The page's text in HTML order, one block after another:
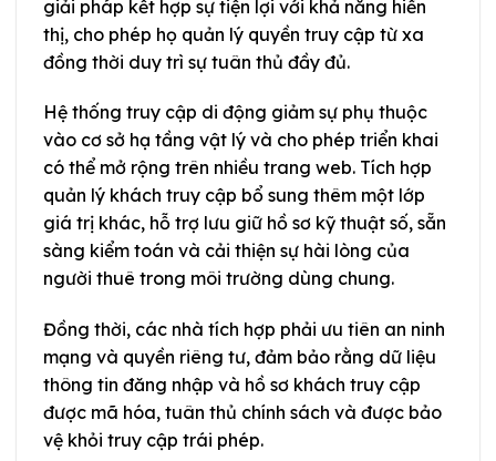
giải pháp kết hợp sự tiện lợi với khả năng hiển
thị, cho phép họ quản lý quyền truy cập từ xa
đồng thời duy trì sự tuân thủ đầy đủ.
Hệ thống truy cập di động giảm sự phụ thuộc
vào cơ sở hạ tầng vật lý và cho phép triển khai
có thể mở rộng trên nhiều trang web. Tích hợp
quản lý khách truy cập bổ sung thêm một lớp
giá trị khác, hỗ trợ lưu giữ hồ sơ kỹ thuật số, sẵn
sàng kiểm toán và cải thiện sự hài lòng của
người thuê trong môi trường dùng chung.
Đồng thời, các nhà tích hợp phải ưu tiên an ninh
mạng và quyền riêng tư, đảm bảo rằng dữ liệu
thông tin đăng nhập và hồ sơ khách truy cập
được mã hóa, tuân thủ chính sách và được bảo
vệ khỏi truy cập trái phép.